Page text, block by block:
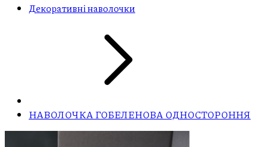
Декоративні наволочки
НАВОЛОЧКА ГОБЕЛЕНОВА ОДНОСТОРОННЯ